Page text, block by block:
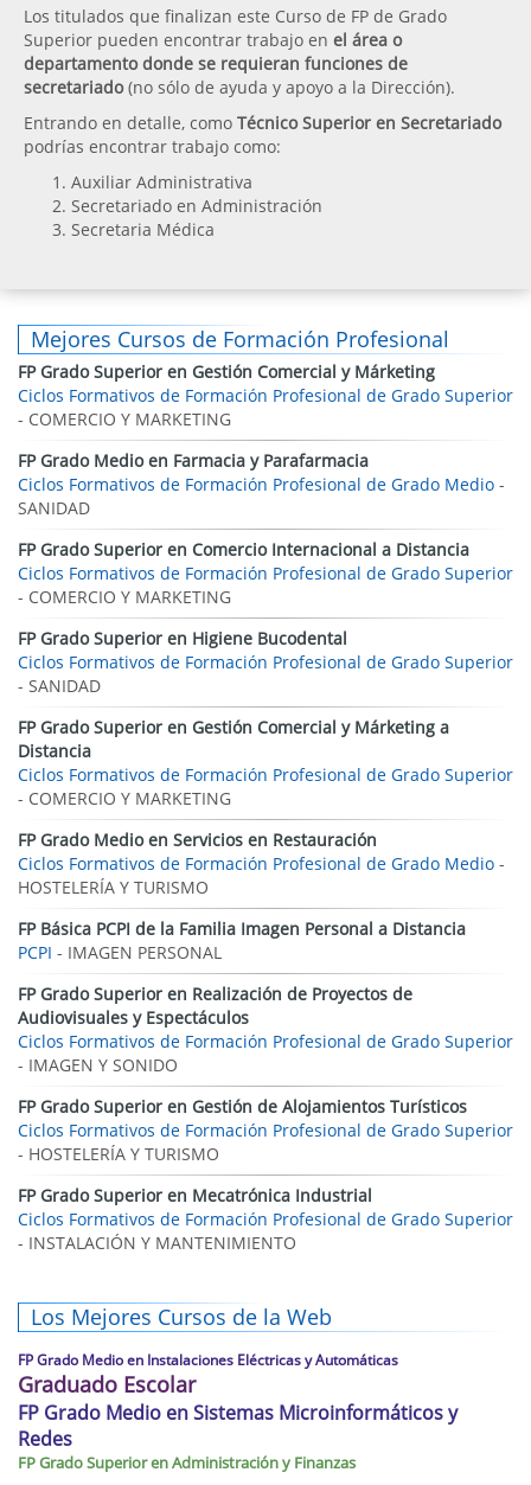
Los titulados que finalizan este Curso de FP de Grado
Superior pueden encontrar trabajo en el área o
departamento donde se requieran funciones de
secretariado(no sólo de ayuda y apoyo a la Dirección).
Entrando en detalle, como Técnico Superior en Secretariado
podrías encontrar trabajo como:
Auxiliar Administrativa
Secretariado en Administración
Secretaria Médica
Mejores Cursos de Formación Profesional
FP Grado Superior en Gestión Comercial y Márketing
Ciclos Formativos de Formación Profesional de Grado Superior
- COMERCIO Y MARKETING
FP Grado Medio en Farmacia y Parafarmacia
Ciclos Formativos de Formación Profesional de Grado Medio -
SANIDAD
FP Grado Superior en Comercio Internacional a Distancia
Ciclos Formativos de Formación Profesional de Grado Superior
- COMERCIO Y MARKETING
FP Grado Superior en Higiene Bucodental
Ciclos Formativos de Formación Profesional de Grado Superior
- SANIDAD
FP Grado Superior en Gestión Comercial y Márketing a
Distancia
Ciclos Formativos de Formación Profesional de Grado Superior
- COMERCIO Y MARKETING
FP Grado Medio en Servicios en Restauración
Ciclos Formativos de Formación Profesional de Grado Medio -
HOSTELERÍA Y TURISMO
FP Básica PCPI de la Familia Imagen Personal a Distancia
PCPI - IMAGEN PERSONAL
FP Grado Superior en Realización de Proyectos de
Audiovisuales y Espectáculos
Ciclos Formativos de Formación Profesional de Grado Superior
- IMAGEN Y SONIDO
FP Grado Superior en Gestión de Alojamientos Turísticos
Ciclos Formativos de Formación Profesional de Grado Superior
- HOSTELERÍA Y TURISMO
FP Grado Superior en Mecatrónica Industrial
Ciclos Formativos de Formación Profesional de Grado Superior
- INSTALACIÓN Y MANTENIMIENTO
Los Mejores Cursos de la Web
FP Grado Medio en Instalaciones Eléctricas y Automáticas
Graduado Escolar
FP Grado Medio en Sistemas Microinformáticos y
Redes
FP Grado Superior en Administración y Finanzas